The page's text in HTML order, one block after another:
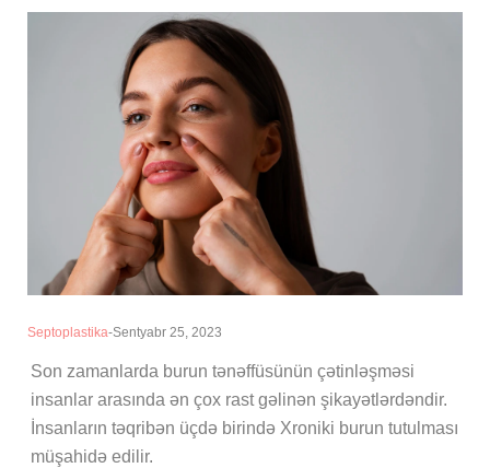
Septoplastika Sentyabr 25, 2023
Son zamanlarda burun tənəffüsünün çətinləşməsi
insanlar arasında ən çox rast gəlinən şikayətlərdəndir.
İnsanların təqribən üçdə birində Xroniki burun tutulması
müşahidə edilir.